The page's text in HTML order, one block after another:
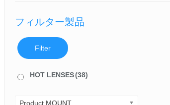
フィルター製品
Filter
HOT LENSES(38)
Product MOUNT